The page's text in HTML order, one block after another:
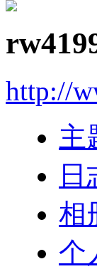
http://
主
日
相
个